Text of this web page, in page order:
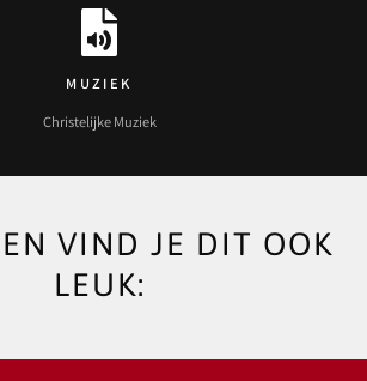
MUZIEK
Christelijke Muziek
VIND JE DIT OOK
LEUK: